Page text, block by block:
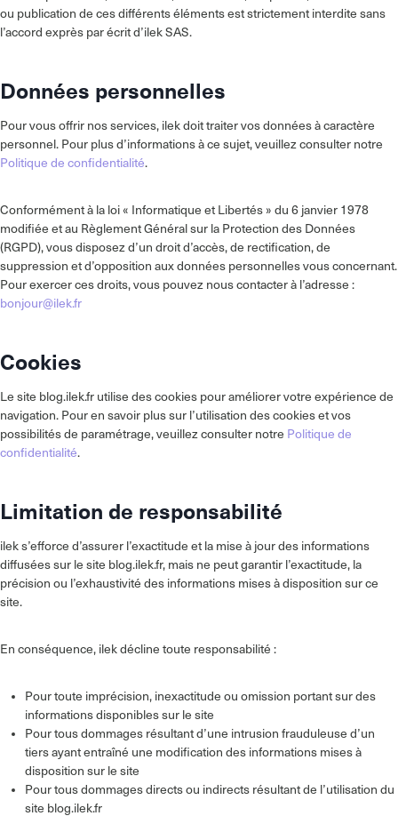
ou publication de ces différents éléments est strictement interdite sans
l’accord exprès par écrit d’ilek SAS.
Données personnelles
Pour vous offrir nos services, ilek doit traiter vos données à caractère
personnel. Pour plus d’informations à ce sujet, veuillez consulter notre
Politique de confidentialité.
Conformément à la loi « Informatique et Libertés » du 6 janvier 1978
modifiée et au Règlement Général sur la Protection des Données
(RGPD), vous disposez d’un droit d’accès, de rectification, de
suppression et d’opposition aux données personnelles vous concernant.
Pour exercer ces droits, vous pouvez nous contacter à l’adresse :
bonjour@ilek.fr
Cookies
Le site blog.ilek.fr utilise des cookies pour améliorer votre expérience de
navigation. Pour en savoir plus sur l’utilisation des cookies et vos
possibilités de paramétrage, veuillez consulter notre Politique de
confidentialité.
Limitation de responsabilité
ilek s’efforce d’assurer l’exactitude et la mise à jour des informations
diffusées sur le site blog.ilek.fr, mais ne peut garantir l’exactitude, la
précision ou l’exhaustivité des informations mises à disposition sur ce
site.
En conséquence, ilek décline toute responsabilité :
Pour toute imprécision, inexactitude ou omission portant sur des
informations disponibles sur le site
Pour tous dommages résultant d’une intrusion frauduleuse d’un
tiers ayant entraîné une modification des informations mises à
disposition sur le site
Pour tous dommages directs ou indirects résultant de l’utilisation du
site blog.ilek.fr